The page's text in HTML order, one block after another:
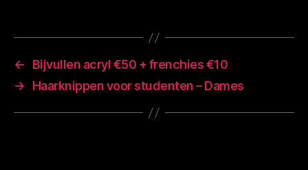
←
Bijvullen acryl €50 + frenchies €10
→
Haarknippen voor studenten – Dames